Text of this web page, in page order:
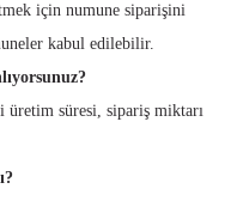
için numune siparişini
kabul edilebilir.
üretim süresi, sipariş miktarı